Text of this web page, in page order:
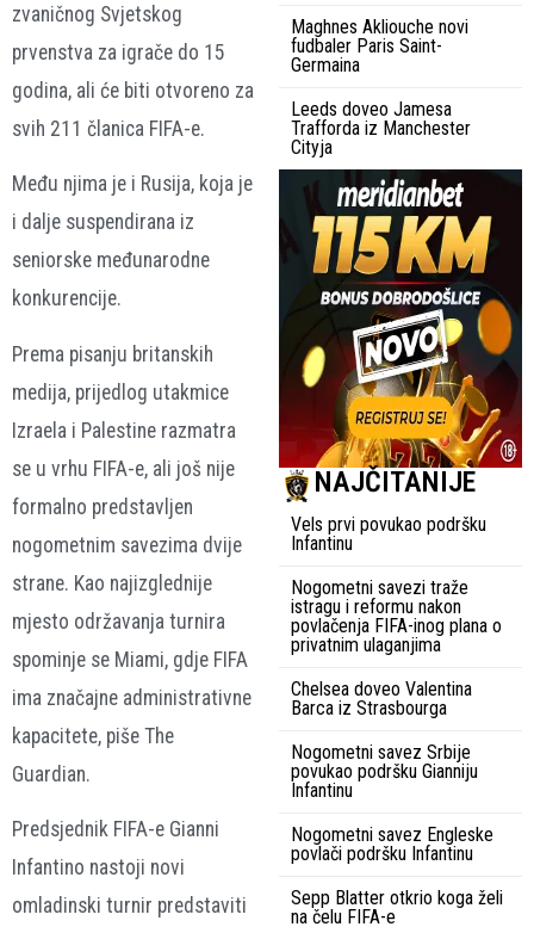
zvaničnog Svjetskog
prvenstva za igrače do 15
godina, ali će biti otvoreno za
svih 211 članica FIFA-e.
Među njima je i Rusija, koja je
i dalje suspendirana iz
seniorske međunarodne
konkurencije.
Prema pisanju britanskih
medija, prijedlog utakmice
Izraela i Palestine razmatra
se u vrhu FIFA-e, ali još nije
formalno predstavljen
nogometnim savezima dvije
strane. Kao najizglednije
mjesto održavanja turnira
spominje se Miami, gdje FIFA
ima značajne administrativne
kapacitete, piše The
Guardian.
Predsjednik FIFA-e Gianni
Infantino nastoji novi
omladinski turnir predstaviti
Maghnes Akliouche novi
fudbaler Paris Saint-
Germaina
Leeds doveo Jamesa
Trafforda iz Manchester
Cityja
NAJČITANIJE
Vels prvi povukao podršku
Infantinu
Nogometni savezi traže
istragu i reformu nakon
povlačenja FIFA-inog plana o
privatnim ulaganjima
Chelsea doveo Valentina
Barca iz Strasbourga
Nogometni savez Srbije
povukao podršku Gianniju
Infantinu
Nogometni savez Engleske
povlači podršku Infantinu
Sepp Blatter otkrio koga želi
na čelu FIFA-e